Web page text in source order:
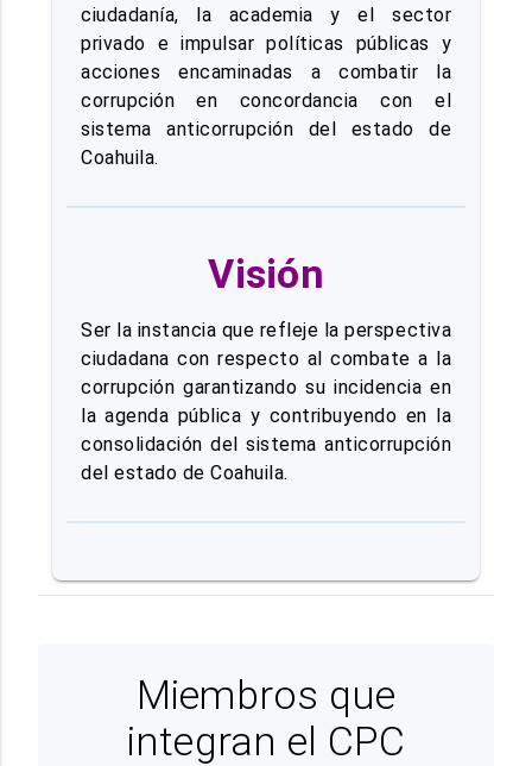
ciudadanía, la academia y el sector
privado e impulsar políticas públicas y
acciones encaminadas a combatir la
corrupción en concordancia con el
sistema anticorrupción del estado de
Coahuila.
Visión
Ser la instancia que refleje la perspectiva
ciudadana con respecto al combate a la
corrupción garantizando su incidencia en
la agenda pública y contribuyendo en la
consolidación del sistema anticorrupción
del estado de Coahuila.
Miembros que
integran el CPC